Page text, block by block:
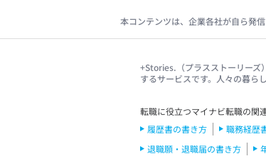
本コンテンツは、企業各社が自ら発
+Stories.（プラスストーリーズ
するサービスです。人々の暮ら
転職に役立つマイナビ転職の関
履歴書の書き方
職務経歴
退職願・退職届の書き方